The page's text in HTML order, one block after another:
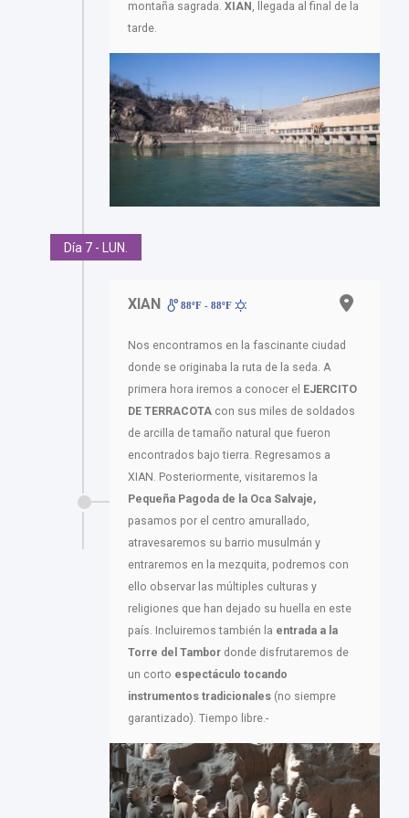
montaña sagrada. XIAN, llegada al final de la
tarde.
Día 7 - LUN.
XIAN 88ºF - 88ºF
Nos encontramos en la fascinante ciudad
donde se originaba la ruta de la seda. A
primera hora iremos a conocer el EJERCITO
DE TERRACOTA con sus miles de soldados
de arcilla de tamaño natural que fueron
encontrados bajo tierra. Regresamos a
XIAN. Posteriormente, visitaremos la
Pequeña Pagoda de la Oca Salvaje,
pasamos por el centro amurallado,
atravesaremos su barrio musulmán y
entraremos en la mezquita, podremos con
ello observar las múltiples culturas y
religiones que han dejado su huella en este
país. Incluiremos también la entrada a la
Torre del Tambor donde disfrutaremos de
un corto espectáculo tocando
instrumentos tradicionales (no siempre
garantizado). Tiempo libre.-